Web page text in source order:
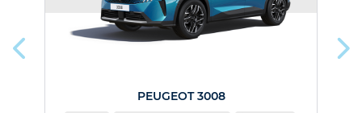
PEUGEOT 3008